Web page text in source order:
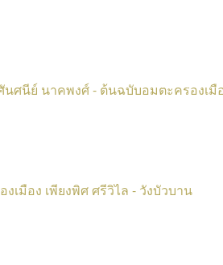
นศนีย์ นาคพงศ์ - ต้นฉบับอมตะครองเ
เมือง เพียงพิศ ศรีวิไล - วังบัวบาน